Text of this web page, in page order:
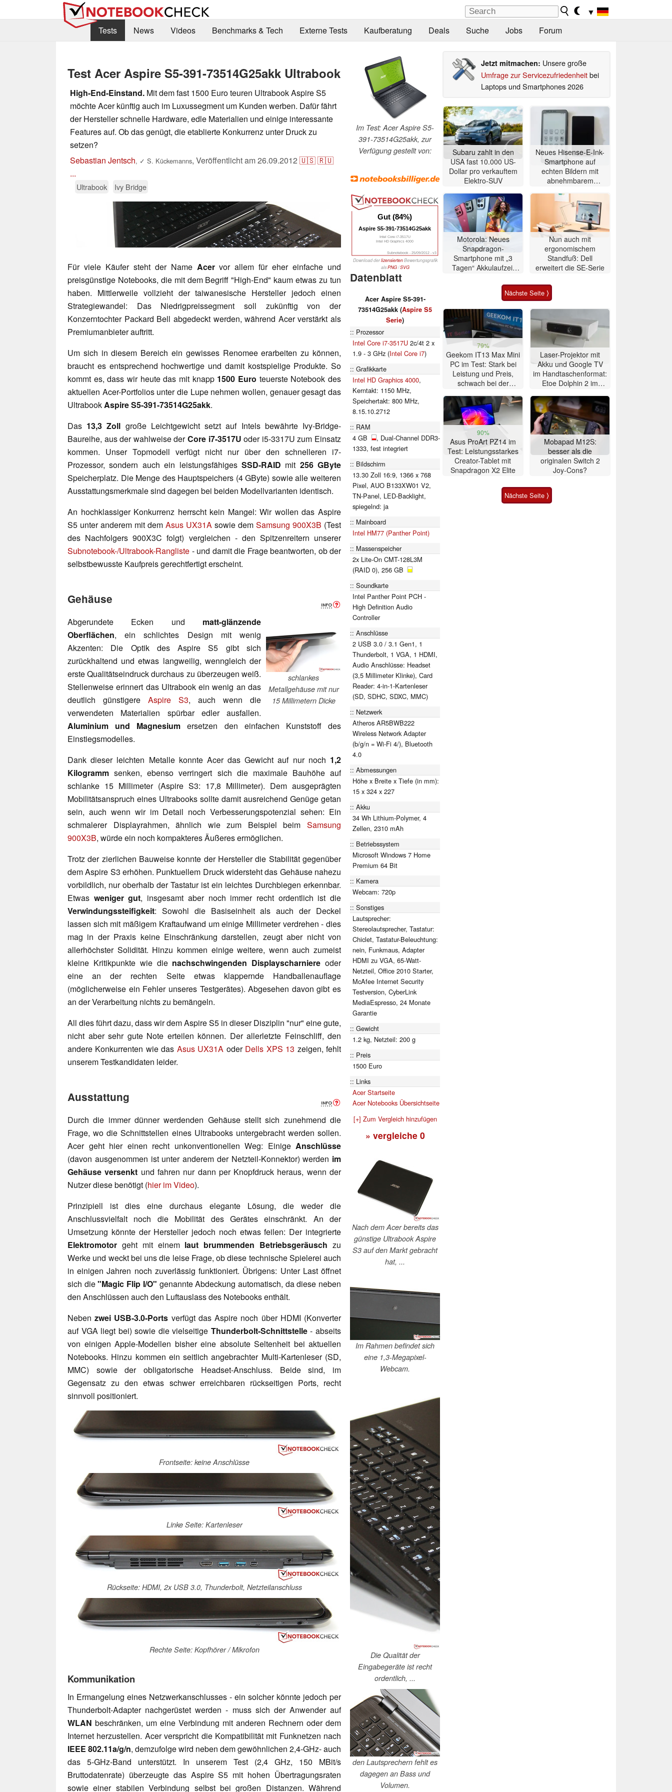
▼
Tests
News Videos Benchmarks & Tech Externe Tests Kaufberatung Deals Suche Jobs Forum
Test Acer Aspire S5-391-73514G25akk Ultrabook
High-End-Einstand. Mit dem fast 1500 Euro teuren Ultrabook Aspire S5
möchte Acer künftig auch im Luxussegment um Kunden werben. Dafür fährt
der Hersteller schnelle Hardware, edle Materialien und einige interessante
Features auf. Ob das genügt, die etablierte Konkurrenz unter Druck zu
setzen?
Sebastian Jentsch, ✓ S. Kückemanns, Veröffentlicht am26.09.2012 🇺🇸🇷🇺
...
Ultrabook Ivy Bridge
Für viele Käufer steht der Name Acervor allem für eher einfache und
preisgünstige Notebooks, die mit dem Begriff "High-End" kaum etwas zu tun
haben. Mittlerweile vollzieht der taiwanesische Hersteller jedoch einen
Strategiewandel: Das Niedrigpreissegment soll zukünftig von der
Konzerntochter Packard Bell abgedeckt werden, während Acer verstärkt als
Premiumanbieter auftritt.
Um sich in diesem Bereich ein gewisses Renomee erarbeiten zu können,
braucht es entsprechend hochwertige und damit kostspielige Produkte. So
kommt es, dass wir heute das mit knapp 1500 Euro teuerste Notebook des
aktuellen Acer-Portfolios unter die Lupe nehmen wollen, genauer gesagt das
UltrabookAspire S5-391-73514G25akk.
Das 13,3 Zoll große Leichtgewicht setzt auf Intels bewährte Ivy-Bridge-
Baureihe, aus der wahlweise derCore i7-3517U oder i5-3317U zum Einsatz
kommen. Unser Topmodell verfügt nicht nur über den schnelleren i7-
Prozessor, sondern auch ein leistungsfähiges SSD-RAID mit 256 GByte
Speicherplatz. Die Menge des Hauptspeichers (4 GByte) sowie alle weiteren
Ausstattungsmerkmale sind dagegen bei beiden Modellvarianten identisch.
An hochklassiger Konkurrenz herrscht kein Mangel: Wir wollen das Aspire
S5 unter anderem mit dem Asus UX31A sowie dem Samsung 900X3B (Test
des Nachfolgers 900X3C folgt) vergleichen - den Spitzenreitern unserer
Subnotebook-/Ultrabook-Rangliste - und damit die Frage beantworten, ob der
selbstbewusste Kaufpreis gerechtfertigt erscheint.
Gehäuse
schlankes
Metallgehäuse mit nur
15 Millimetern Dicke
Abgerundete Ecken und matt-glänzende
Oberflächen, ein schlichtes Design mit wenig
Akzenten: Die Optik des Aspire S5 gibt sich
zurückhaltend und etwas langweilig, wenngleich der
erste Qualitätseindruck durchaus zu überzeugen weiß.
Stellenweise erinnert das Ultrabook ein wenig an das
deutlich günstigere Aspire S3, auch wenn die
verwendeten Materialien spürbar edler ausfallen.
Aluminium und Magnesium ersetzen den einfachen Kunststoff des
Einstiegsmodelles.
Dank dieser leichten Metalle konnte Acer das Gewicht auf nur noch 1,2
Kilogramm senken, ebenso verringert sich die maximale Bauhöhe auf
schlanke 15 Millimeter (Aspire S3: 17,8 Millimeter). Dem ausgeprägten
Mobilitätsanspruch eines Ultrabooks sollte damit ausreichend Genüge getan
sein, auch wenn wir im Detail noch Verbesserungspotenzial sehen: Ein
schmalerer Displayrahmen, ähnlich wie zum Beispiel beim Samsung
900X3B, würde ein noch kompakteres Äußeres ermöglichen.
Trotz der zierlichen Bauweise konnte der Hersteller die Stabilität gegenüber
dem Aspire S3 erhöhen. Punktuellem Druck widersteht das Gehäuse nahezu
vorbildlich, nur oberhalb der Tastatur ist ein leichtes Durchbiegen erkennbar.
Etwas weniger gut, insgesamt aber noch immer recht ordentlich ist die
Verwindungssteifigkeit: Sowohl die Basiseinheit als auch der Deckel
lassen sich mit mäßigem Kraftaufwand um einige Millimeter verdrehen - dies
mag in der Praxis keine Einschränkung darstellen, zeugt aber nicht von
allerhöchster Solidität. Hinzu kommen einige weitere, wenn auch zumeist
kleine Kritikpunkte wie die nachschwingenden Displayscharniere oder
eine an der rechten Seite etwas klappernde Handballenauflage
(möglicherweise ein Fehler unseres Testgerätes). Abgesehen davon gibt es
an der Verarbeitung nichts zu bemängeln.
All dies führt dazu, dass wir dem Aspire S5 in dieser Disziplin "nur" eine gute,
nicht aber sehr gute Note erteilen können. Der allerletzte Feinschliff, den
andere Konkurrenten wie das Asus UX31A oder Dells XPS 13 zeigen, fehlt
unserem Testkandidaten leider.
Ausstattung
Durch die immer dünner werdenden Gehäuse stellt sich zunehmend die
Frage, wo die Schnittstellen eines Ultrabooks untergebracht werden sollen.
Acer geht hier einen recht unkonventionellen Weg: Einige Anschlüsse
(davon ausgenommen ist unter anderem der Netzteil-Konnektor) werden im
Gehäuse versenkt und fahren nur dann per Knopfdruck heraus, wenn der
Nutzer diese benötigt (hier im Video).
Prinzipiell ist dies eine durchaus elegante Lösung, die weder die
Anschlussvielfalt noch die Mobilität des Gerätes einschränkt. An der
Umsetzung könnte der Hersteller jedoch noch etwas feilen: Der integrierte
Elektromotor geht mit einem laut brummenden Betriebsgeräusch zu
Werke und weckt bei uns die leise Frage, ob diese technische Spielerei auch
in einigen Jahren noch zuverlässig funktioniert. Übrigens: Unter Last öffnet
sich die"Magic Flip I/O" genannte Abdeckung automatisch, da diese neben
den Anschlüssen auch den Luftauslass des Notebooks enthält.
Nebenzwei USB-3.0-Ports verfügt das Aspire noch über HDMI (Konverter
auf VGA liegt bei) sowie die vielseitige Thunderbolt-Schnittstelle- abseits
von einigen Apple-Modellen bisher eine absolute Seltenheit bei aktuellen
Notebooks. Hinzu kommen ein seitlich angebrachter Multi-Kartenleser (SD,
MMC) sowie der obligatorische Headset-Anschluss. Beide sind, im
Gegensatz zu den etwas schwer erreichbaren rückseitigen Ports, recht
sinnvoll positioniert.
Frontseite: keine Anschlüsse
Linke Seite: Kartenleser
Rückseite: HDMI, 2x USB 3.0, Thunderbolt, Netzteilanschluss
Rechte Seite: Kopfhörer / Mikrofon
Kommunikation
In Ermangelung eines Netzwerkanschlusses - ein solcher könnte jedoch per
Thunderbolt-Adapter nachgerüstet werden - muss sich der Anwender auf
WLAN beschränken, um eine Verbindung mit anderen Rechnern oder dem
Internet herzustellen. Acer verspricht die Kompatibilität mit Funknetzen nach
IEEE 802.11a/g/n, demzufolge wird neben dem gewöhnlichen 2,4-GHz- auch
das 5-GHz-Band unterstützt. In unserem Test (2,4 GHz, 150 MBit/s
Bruttodatenrate) überzeugte das Aspire S5 mit hohen Übertragungsraten
sowie einer stabilen Verbindung selbst bei großen Distanzen. Während
Im Test: Acer Aspire S5-
391-73514G25akk, zur
Verfügung gestellt von:
Gut (84%)
Aspire S5-391-73514G25akk
Intel Core i7-3517U
Intel HD Graphics 4000
Subnotebook - 25/09/2012 - v3
Download derlizensiertenBewertungsgrafik
alsPNG/SVG
Datenblatt
Acer Aspire S5-391-
73514G25akk (Aspire S5
Serie)
Prozessor
Intel Core i7-3517U 2c/4t 2 x
1.9 - 3 GHz (Intel Core i7)
Grafikkarte
Intel HD Graphics 4000,
Kerntakt: 1150 MHz,
Speichertakt: 800 MHz,
8.15.10.2712
RAM
4 GB
, Dual-Channel DDR3-
1333, fest integriert
Bildschirm
13.30 Zoll 16:9, 1366 x 768
Pixel, AUO B133XW01 V2,
TN-Panel, LED-Backlight,
spiegelnd: ja
Mainboard
Intel HM77 (Panther Point)
Massenspeicher
2x Lite-On CMT-128L3M
(RAID 0), 256 GB
Soundkarte
Intel Panther Point PCH -
High Definition Audio
Controller
Anschlüsse
2 USB 3.0 / 3.1 Gen1, 1
Thunderbolt, 1 VGA, 1 HDMI,
Audio Anschlüsse: Headset
(3,5 Millimeter Klinke), Card
Reader: 4-in-1-Kartenleser
(SD, SDHC, SDXC, MMC)
Netzwerk
Atheros AR5BWB222
Wireless Network Adapter
(b/g/n = Wi-Fi 4/), Bluetooth
4.0
Abmessungen
Höhe x Breite x Tiefe (in mm):
15 x 324 x 227
Akku
34 Wh Lithium-Polymer, 4
Zellen, 2310 mAh
Betriebssystem
Microsoft Windows 7 Home
Premium 64 Bit
Kamera
Webcam: 720p
Sonstiges
Lautsprecher:
Stereolautsprecher, Tastatur:
Chiclet, Tastatur-Beleuchtung:
nein, Funkmaus, Adapter
HDMI zu VGA, 65-Watt-
Netzteil, Office 2010 Starter,
McAfee Internet Security
Testversion, CyberLink
MediaEspresso, 24 Monate
Garantie
Gewicht
1.2 kg, Netzteil: 200 g
Preis
1500 Euro
Links
Acer Startseite
Acer Notebooks Übersichtseite
[+] Zum Vergleich hinzufügen
» vergleiche 0
Nach dem Acer bereits das
günstige Ultrabook Aspire
S3 auf den Markt gebracht
hat, ...
Im Rahmen befindet sich
eine 1,3-Megapixel-
Webcam.
Die Qualität der
Eingabegeräte ist recht
ordentlich, ...
den Lautsprechern fehlt es
dagegen an Bass und
Volumen.
Jetzt mitmachen: Unsere große
Umfrage zur Servicezufriedenheitbei
Laptops und Smartphones 2026
Subaru zahlt in den
USA fast 10.000 US-
Dollar pro verkauftem
Elektro-SUV
Neues Hisense-E-Ink-
Smartphone auf
echten Bildern mit
abnehmbarem
Motorola: Neues
Snapdragon-
Smartphone mit „3
Tagen“ Akkulaufzeit
Nun auch mit
ergonomischem
Standfuß: Dell
erweitert die SE-Serie
Nächste Seite ⟩
79%
Geekom IT13 Max Mini
PC im Test: Stark bei
Leistung und Preis,
schwach bei der
Laser-Projektor mit
Akku und Google TV
im Handtaschenformat:
Etoe Dolphin 2 im
90%
Asus ProArt PZ14 im
Test: Leistungsstarkes
Creator-Tablet mit
Snapdragon X2 Elite
Mobapad M12S:
besser als die
originalen Switch 2
Joy-Cons?
Nächste Seite ⟩